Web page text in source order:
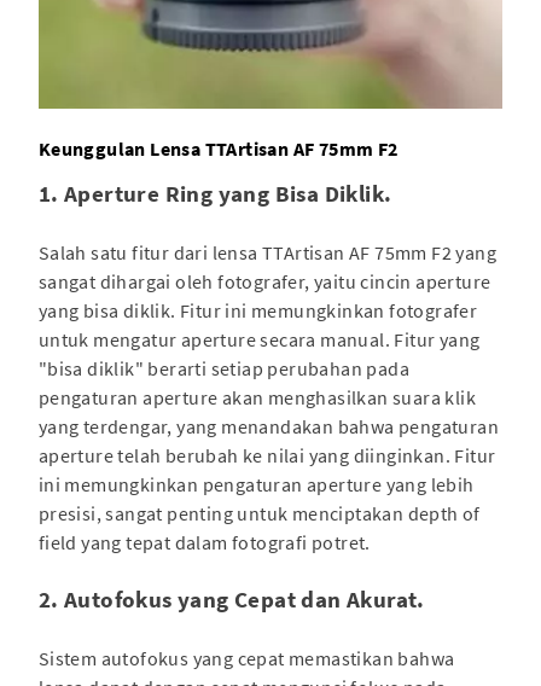
Keunggulan Lensa TTArtisan AF 75mm F2
1. Aperture Ring yang Bisa Diklik.
Salah satu fitur dari lensa TTArtisan AF 75mm F2 yang
sangat dihargai oleh fotografer, yaitu cincin aperture
yang bisa diklik. Fitur ini memungkinkan fotografer
untuk mengatur aperture secara manual. Fitur yang
"bisa diklik" berarti setiap perubahan pada
pengaturan aperture akan menghasilkan suara klik
yang terdengar, yang menandakan bahwa pengaturan
aperture telah berubah ke nilai yang diinginkan. Fitur
ini memungkinkan pengaturan aperture yang lebih
presisi, sangat penting untuk menciptakan depth of
field yang tepat dalam fotografi potret.
2. Autofokus yang Cepat dan Akurat.
Sistem autofokus yang cepat memastikan bahwa